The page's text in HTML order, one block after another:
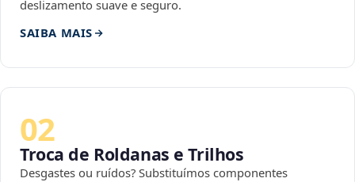
deslizamento suave e seguro.
SAIBA MAIS
02
Troca de Roldanas e Trilhos
Desgastes ou ruídos? Substituímos componentes